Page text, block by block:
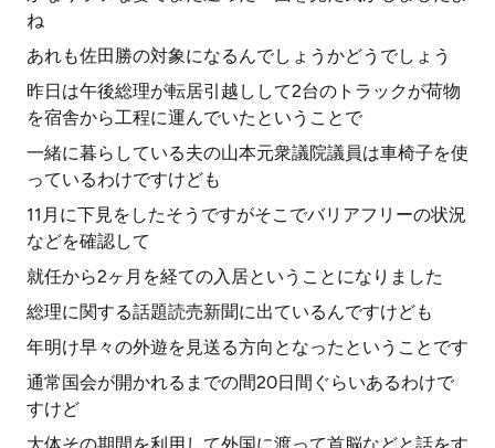
ね
あれも佐田勝の対象になるんでしょうかどうでしょう
昨日は午後総理が転居引越しして2台のトラックが荷物
を宿舎から工程に運んでいたということで
一緒に暮らしている夫の山本元衆議院議員は車椅子を使
っているわけですけども
11月に下見をしたそうですがそこでバリアフリーの状況
などを確認して
就任から2ヶ月を経ての入居ということになりました
総理に関する話題読売新聞に出ているんですけども
年明け早々の外遊を見送る方向となったということです
通常国会が開かれるまでの間20日間ぐらいあるわけで
すけど